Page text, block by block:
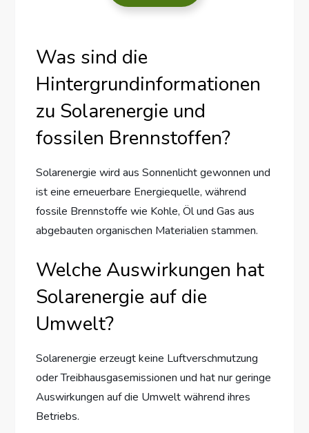
Was sind die
Hintergrundinformationen
zu Solarenergie und
fossilen Brennstoffen?
Solarenergie wird aus Sonnenlicht gewonnen und
ist eine erneuerbare Energiequelle, während
fossile Brennstoffe wie Kohle, Öl und Gas aus
abgebauten organischen Materialien stammen.
Welche Auswirkungen hat
Solarenergie auf die
Umwelt?
Solarenergie erzeugt keine Luftverschmutzung
oder Treibhausgasemissionen und hat nur geringe
Auswirkungen auf die Umwelt während ihres
Betriebs.